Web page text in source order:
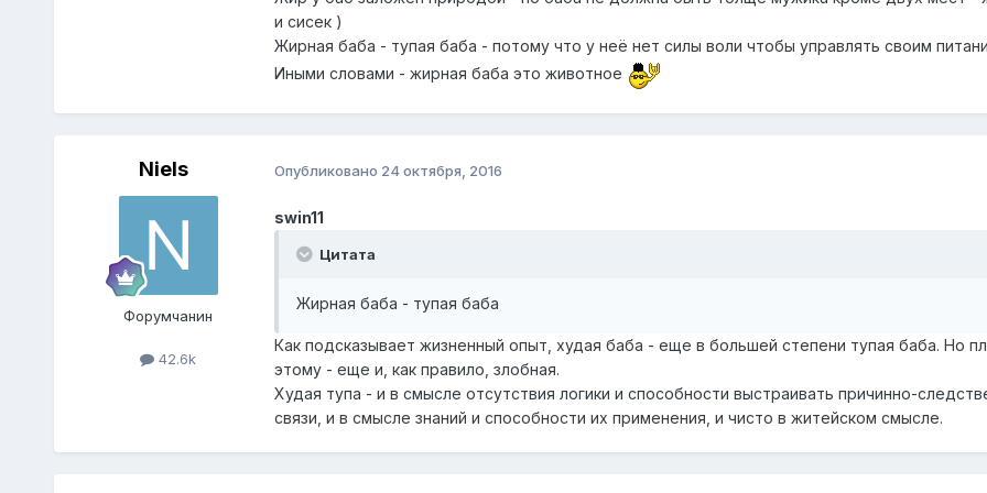
и сисек )
Жирная баба - тупая баба - потому что у неё нет силы воли чтобы управлять своим
Иными словами - жирная баба это животное
Niels
Форумчанин
42.6k
Опубликовано 24 октября, 2016
swin11
Цитата
Жирная баба - тупая баба
Как подсказывает жизненный опыт, худая баба - еще в большей степени тупая баба. Но
этому - еще и, как правило, злобная.
Худая тупа - и в смысле отсутствия логики и способности выстраивать причинно-
связи, и в смысле знаний и способности их применения, и чисто в житейском смысле.